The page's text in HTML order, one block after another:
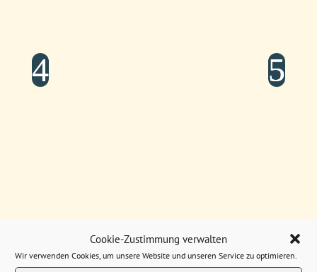
Cookie-Zustimmung verwalten
Wir verwenden Cookies, um unsere Website und unseren Service zu optimieren.
Das fertige Werk erschien im April 2024 und ist
auf